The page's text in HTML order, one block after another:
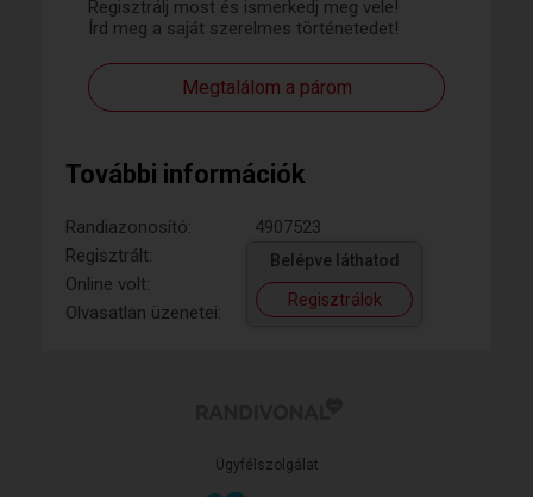
Regisztrálj most és ismerkedj meg vele!
Írd meg a saját szerelmes történetedet!
Megtalálom a párom
További információk
Randiazonosító:
4907523
Regisztrált:
Online volt:
Olvasatlan üzenetei:
Belépve láthatod
Regisztrálok
Ügyfélszolgálat